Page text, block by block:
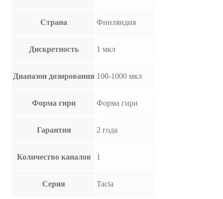
Страна Финляндия
Дискретность 1 мкл
Диапазон дозирования 100-1000 мкл
Форма гири Форма гири
Гарантия 2 года
Количество каналов 1
Серия Tacta